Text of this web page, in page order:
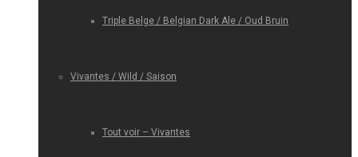
Triple Belge / Belgian Dark Ale / Oud Bruin
Vivantes / Wild / Saison
Tout voir – Vivantes